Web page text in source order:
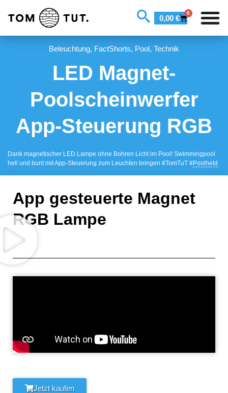
0,00 €
0
Beleuchtung, FactShorts, Pool, Technik
LED Magnet-
Poolscheinwerfer
App-Steuerung RGB
Dank magnetischer LED Lampe ohne Bohren Licht im Pool! Swimmingpool
hell und bunt mit App-Steuerung zum Leuchten bringen #TomTuT #Poolheld
App gesteuerte Magnet
RGB Lampe
Jetzt kaufen